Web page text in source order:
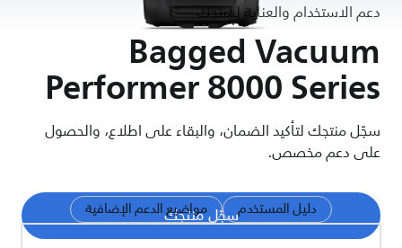
دعم الاستخدام والعناية لمنتجك
Bagged Vacuum
Performer 8000 Series
سجّل منتجك لتأكيد الضمان، والبقاء على اطلاع، والحصول
على دعم مخصص.
سجّل منتجكدليل المستخدم مواضيع الدعم الإضافية